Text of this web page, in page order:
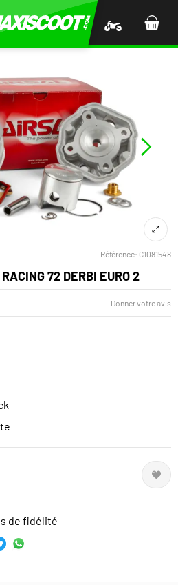
Référence: C1081548
72 DERBI EURO 2
Donner votre avis
de fidélité